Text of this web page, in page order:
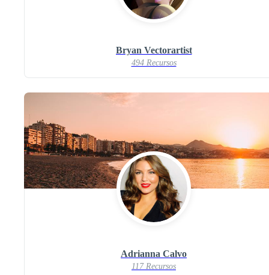
Bryan Vectorartist
494 Recursos
Adrianna Calvo
117 Recursos